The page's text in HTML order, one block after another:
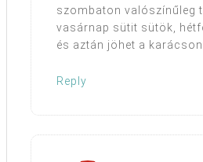
szombaton valószínűleg
vasárnap sütit sütök,
és aztán jöhet a
Reply